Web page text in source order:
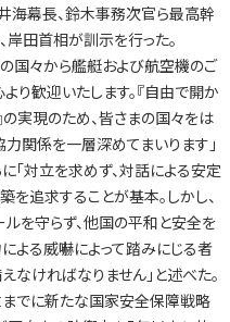
海幕長、鈴木事務次官ら最高幹
岸田首相が訓示を行った。
国々から艦艇および航空機のご
り歓迎いたします。『自由で開か
の実現のため、皆さまの国々をは
力関係を一層深めてまいります」
「対立を求めず、対話による安定
を追求することが基本。しかし、
ルを守らず、他国の平和と安全を
よる威嚇によって踏みにじる者
なければなりません」と述べた。
までに新たな国家安全保障戦略